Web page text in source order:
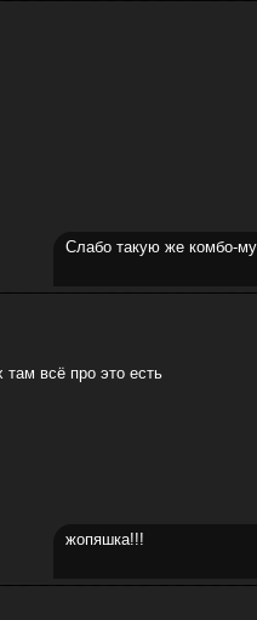
Слабо такую же комбо-
всё про это есть
жопяшка!!!